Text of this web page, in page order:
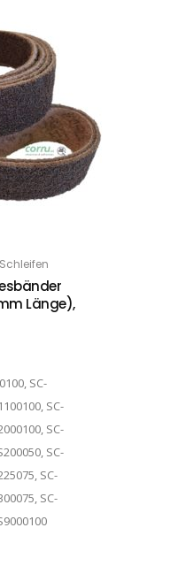
Schleifen
Länge),
SC-
SC-
SC-
SC-
SC-
SC-